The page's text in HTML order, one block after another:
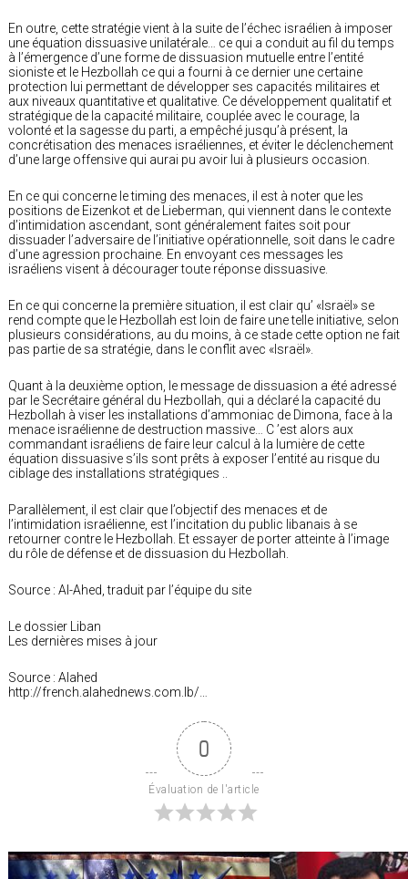
En outre, cette stratégie vient à la suite de l’échec israélien à imposer
une équation dissuasive unilatérale… ce qui a conduit au fil du temps
à l’émergence d’une forme de dissuasion mutuelle entre l’entité
sioniste et le Hezbollah ce qui a fourni à ce dernier une certaine
protection lui permettant de développer ses capacités militaires et
aux niveaux quantitative et qualitative. Ce développement qualitatif et
stratégique de la capacité militaire, couplée avec le courage, la
volonté et la sagesse du parti, a empêché jusqu’à présent, la
concrétisation des menaces israéliennes, et éviter le déclenchement
d’une large offensive qui aurai pu avoir lui à plusieurs occasion.
En ce qui concerne le timing des menaces, il est à noter que les
positions de Eizenkot et de Lieberman, qui viennent dans le contexte
d’intimidation ascendant, sont généralement faites soit pour
dissuader l’adversaire de l’initiative opérationnelle, soit dans le cadre
d’une agression prochaine. En envoyant ces messages les
israéliens visent à décourager toute réponse dissuasive.
En ce qui concerne la première situation, il est clair qu’ «Israël» se
rend compte que le Hezbollah est loin de faire une telle initiative, selon
plusieurs considérations, au du moins, à ce stade cette option ne fait
pas partie de sa stratégie, dans le conflit avec «Israël».
Quant à la deuxième option, le message de dissuasion a été adressé
par le Secrétaire général du Hezbollah, qui a déclaré la capacité du
Hezbollah à viser les installations d’ammoniac de Dimona, face à la
menace israélienne de destruction massive… C ’est alors aux
commandant israéliens de faire leur calcul à la lumière de cette
équation dissuasive s’ils sont prêts à exposer l’entité au risque du
ciblage des installations stratégiques ..
Parallèlement, il est clair que l’objectif des menaces et de
l’intimidation israélienne, est l’incitation du public libanais à se
retourner contre le Hezbollah. Et essayer de porter atteinte à l’image
du rôle de défense et de dissuasion du Hezbollah.
Source : Al-Ahed, traduit par l’équipe du site
Le dossier Liban
Les dernières mises à jour
Source : Alahed
http://french.alahednews.com.lb/…
0
Évaluation de l'article